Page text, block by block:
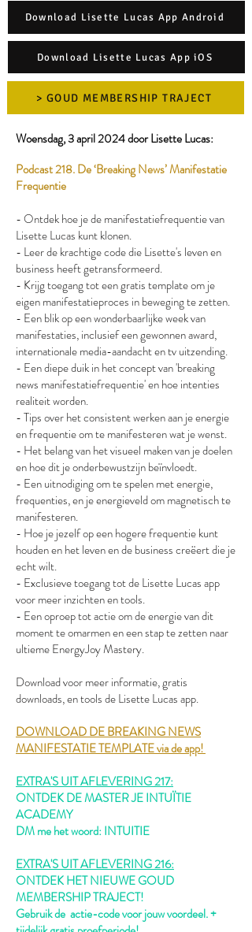
Download Lisette Lucas App Android
Download Lisette Lucas App iOS
> GOUD MEMBERSHIP TRAJECT
Woensdag, 3 april 2024 door Lisette Lucas:​
Podcast 218. De ‘Breaking News’ Manifestatie
Frequentie
- Ontdek hoe je de manifestatiefrequentie van
Lisette Lucas kunt klonen.
- Leer de krachtige code die Lisette's leven en
business heeft getransformeerd.
- Krijg toegang tot een gratis template om je
eigen manifestatieproces in beweging te zetten.
- Een blik op een wonderbaarlijke week van
manifestaties, inclusief een gewonnen award,
internationale media-aandacht en tv uitzending.
- Een diepe duik in het concept van 'breaking
news manifestatiefrequentie' en hoe intenties
realiteit worden.
- Tips over het consistent werken aan je energie
en frequentie om te manifesteren wat je wenst.
- Het belang van het visueel maken van je doelen
en hoe dit je onderbewustzijn beïnvloedt.
- Een uitnodiging om te spelen met energie,
frequenties, en je energieveld om magnetisch te
manifesteren.
- Hoe je jezelf op een hogere frequentie kunt
houden en het leven en de business creëert die je
echt wilt.
- Exclusieve toegang tot de Lisette Lucas app
voor meer inzichten en tools.
- Een oproep tot actie om de energie van dit
moment te omarmen en een stap te zetten naar
ultieme EnergyJoy Mastery.
Download voor meer informatie, gratis
downloads, en tools de Lisette Lucas app.
DOWNLOAD DE BREAKING NEWS
MANIFESTATIE TEMPLATE via de app!
EXTRA'S UIT AFLEVERING 217:
ONTDEK DE MASTER JE INTUÏTIE
ACADEMY
DM me het woord: INTUITIE
EXTRA'S UIT AFLEVERING 216:
ONTDEK HET NIEUWE GOUD
MEMBERSHIP TRAJECT!
Gebruik de actie-code voor jouw voordeel. +